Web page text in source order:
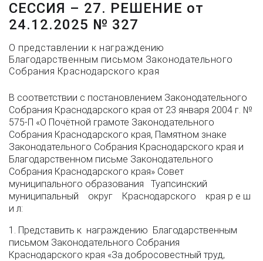
СЕССИЯ – 27. РЕШЕНИЕ от
24.12.2025 № 327
О представлении к награждению
Благодарственным письмом Законодательного
Собрания Краснодарского края
В соответствии с постановлением Законодательного
Собрания Краснодарского края от 23 января 2004 г. №
575-П «О Почётной грамоте Законодательного
Собрания Краснодарского края, Памятном знаке
Законодательного Собрания Краснодарского края и
Благодарственном письме Законодательного
Собрания Краснодарского края» Совет
муниципального образования Туапсинский
муниципальный округ Краснодарского края р е ш
и л:
1. Представить к награждению Благодарственным
письмом Законодательного Собрания
Краснодарского края «За добросовестный труд,